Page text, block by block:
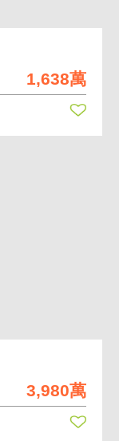
1,638萬
3,980萬